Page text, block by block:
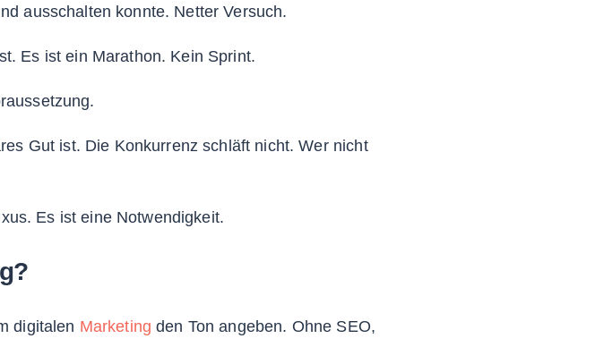
ausschalten konnte. Netter Versuch.
Es ist ein Marathon. Kein Sprint.
Gut ist. Die Konkurrenz schläft nicht. Wer nicht
Es ist eine Notwendigkeit.
digitalen Marketing den Ton angeben. Ohne SEO,